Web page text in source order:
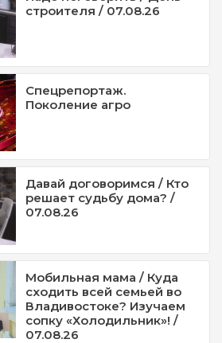
строителя / 07.08.26
Спецрепортаж.
Поколение агро
Давай договоримся / Кто
решает судьбу дома? /
07.08.26
Мобильная мама / Куда
сходить всей семьей во
Владивостоке? Изучаем
сопку «Холодильник»! /
07.08.26